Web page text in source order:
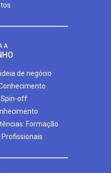
A
de negócio
Spin-off
Formação